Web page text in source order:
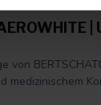
|
von
medizinischem